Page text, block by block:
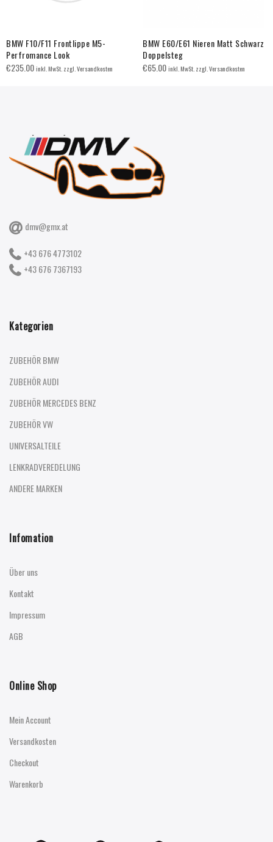
BMW F10/F11 Frontlippe M5-
Perfromance Look
€235.00inkl. MwSt. zzgl. Versandkosten
BMW E60/E61 Nieren Matt Schwarz
Doppelsteg
€65.00inkl. MwSt. zzgl. Versandkosten
dmv@gmx.at
+43 676 4773102
+43 676 7367193
Kategorien
ZUBEHÖR BMW
ZUBEHÖR AUDI
ZUBEHÖR MERCEDES BENZ
ZUBEHÖR VW
UNIVERSALTEILE
LENKRADVEREDELUNG
ANDERE MARKEN
Infomation
Über uns
Kontakt
Impressum
AGB
Online Shop
Mein Account
Versandkosten
Checkout
Warenkorb